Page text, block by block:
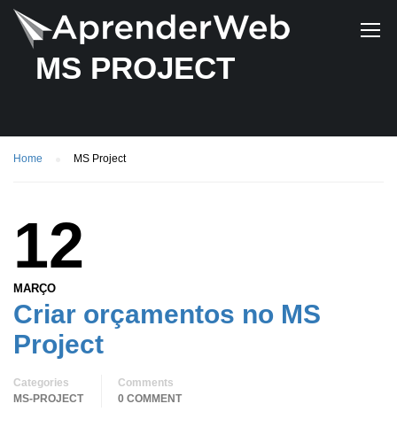
MS PROJECT
Home MS Project
12
MARÇO
Criar orçamentos no MS
Project
Categories
MS-PROJECT
Comments
0 COMMENT